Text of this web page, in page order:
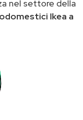
nel settore della
Ikea a